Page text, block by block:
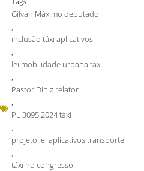
Gilvan Máximo deputado
inclusão táxi aplicativos
lei mobilidade urbana táxi
Pastor Diniz relator
PL 3095 2024 táxi
projeto lei aplicativos transporte
táxi no congresso